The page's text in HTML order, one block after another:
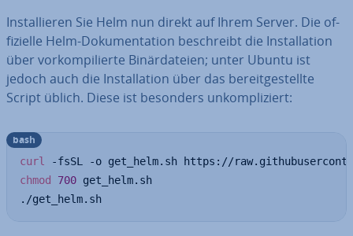
In­stal­lie­ren Sie Helm nun direkt auf Ihrem Server. Die of­
fi­zi­el­le Helm-Do­ku­men­ta­ti­on be­schreibt die In­stal­la­ti­on
über vor­kom­pi­lier­te Bi­när­da­tei­en; unter Ubuntu ist
jedoch auch die In­stal­la­ti­on über das be­reit­ge­stell­te
Script üblich. Diese ist besonders un­kom­pli­ziert:
curl
chmod
700 get_helm.sh
./get_helm.sh
bash